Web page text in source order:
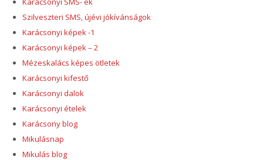
Szilveszteri SMS, újévi jókívánságok
Karácsonyi képek -1
Karácsonyi képek – 2
Mézeskalács képes ötletek
Karácsonyi kifestő
Karácsonyi dalok
Karácsonyi ételek
Karácsony blog
Mikulásnap
Mikulás blog